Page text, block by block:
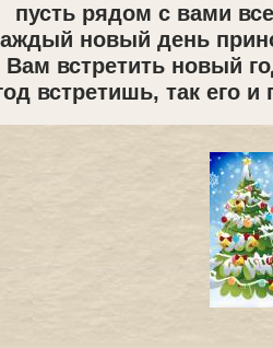
пусть рядом с вами
новый день
Вам встретить новый
встретишь, так его